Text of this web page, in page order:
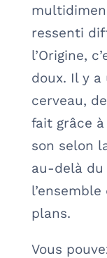
ressenti
l’Origine,
doux. Il y a
cerveau,
fait grâce
son selon
au-delà du
plans.
Vous